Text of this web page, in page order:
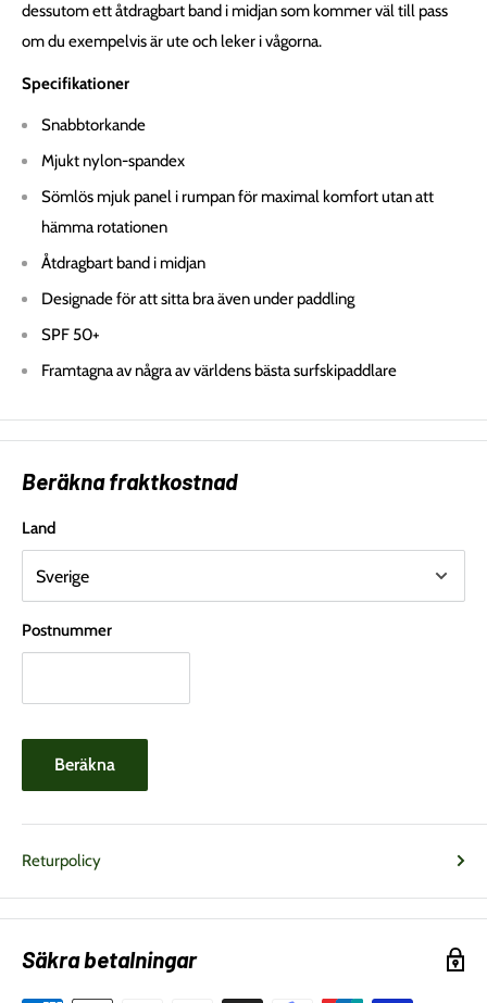
dessutom ett åtdragbart band i midjan som kommer väl till pass
om du exempelvis är ute och leker i vågorna.
Specifikationer
Snabbtorkande
Mjukt nylon-spandex
Sömlös mjuk panel i rumpan för maximal komfort utan att
hämma rotationen
Åtdragbart band i midjan
Designade för att sitta bra även under paddling
SPF 50+
Framtagna av några av världens bästa surfskipaddlare
Beräkna fraktkostnad
Land
Postnummer
Beräkna
Returpolicy
Säkra betalningar